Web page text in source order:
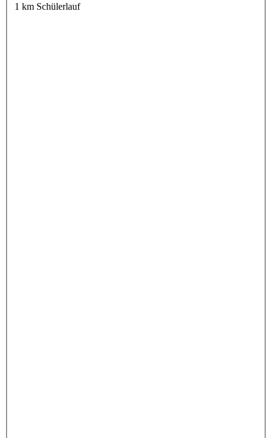
1 km Schülerlauf